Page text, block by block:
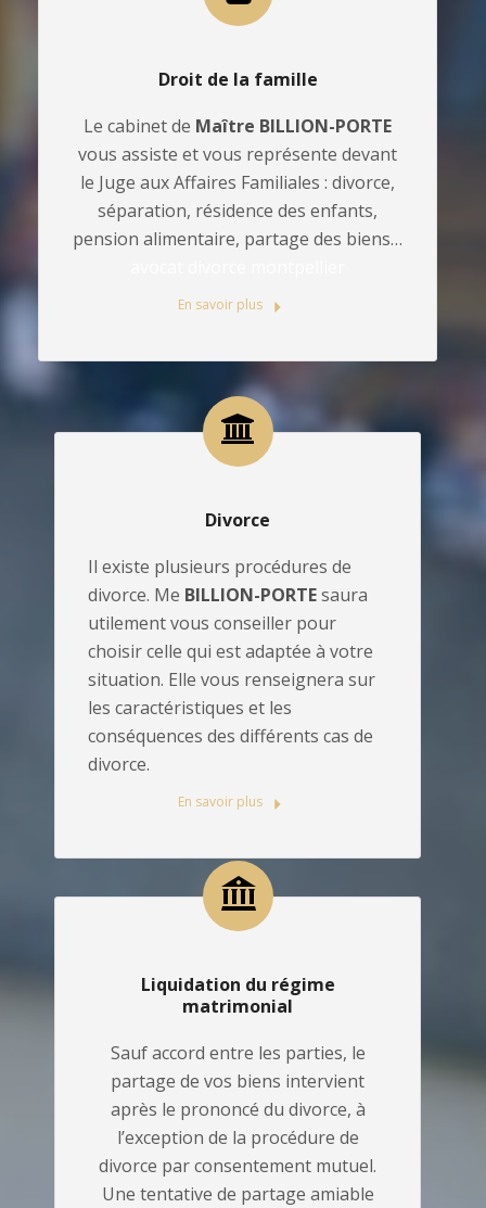
Droit de la famille
Le cabinet de Maître BILLION-PORTE
vous assiste et vous représente devant
le Juge aux Affaires Familiales : divorce,
séparation, résidence des enfants,
pension alimentaire, partage des biens…
En savoir plus
Divorce
Il existe plusieurs procédures de
divorce. Me BILLION-PORTEsaura
utilement vous conseiller pour
choisir celle qui est adaptée à votre
situation. Elle vous renseignera sur
les caractéristiques et les
conséquences des différents cas de
divorce.
En savoir plus
Liquidation du régime
matrimonial
Sauf accord entre les parties, le
partage de vos biens intervient
après le prononcé du divorce, à
l’exception de la procédure de
divorce par consentement mutuel.
Une tentative de partage amiable